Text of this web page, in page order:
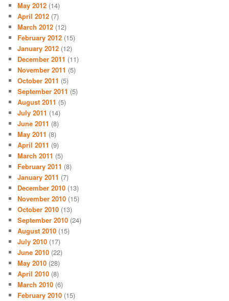
May 2012 (14)
April 2012 (7)
March 2012 (12)
February 2012 (15)
January 2012 (12)
December 2011 (11)
November 2011 (5)
October 2011 (5)
September 2011 (5)
August 2011 (5)
July 2011 (14)
June 2011 (8)
May 2011 (8)
April 2011 (9)
March 2011 (5)
February 2011 (8)
January 2011 (7)
December 2010 (13)
November 2010 (15)
October 2010 (13)
September 2010 (24)
August 2010 (15)
July 2010 (17)
June 2010 (22)
May 2010 (28)
April 2010 (8)
March 2010 (6)
February 2010 (15)